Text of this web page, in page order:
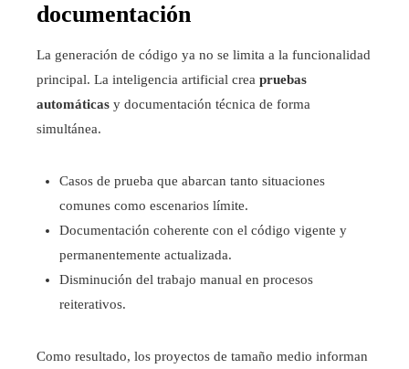
documentación
La generación de código ya no se limita a la funcionalidad
principal. La inteligencia artificial crea pruebas
automáticas y documentación técnica de forma
simultánea.
Casos de prueba que abarcan tanto situaciones
comunes como escenarios límite.
Documentación coherente con el código vigente y
permanentemente actualizada.
Disminución del trabajo manual en procesos
reiterativos.
Como resultado, los proyectos de tamaño medio informan